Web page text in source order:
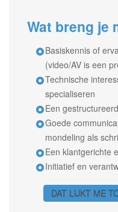
Wat breng je
Basiskennis of
(video/AV is een
Technische
specialiseren
Een
Goede
mondeling als
Een klantgerichte
Initiatief en
DAT LIJKT ME